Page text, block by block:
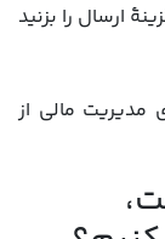
ارسال را بزنید
مدیریت مالی از